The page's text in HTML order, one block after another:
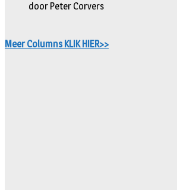
door Peter Corvers
Meer Columns KLIK HIER>>